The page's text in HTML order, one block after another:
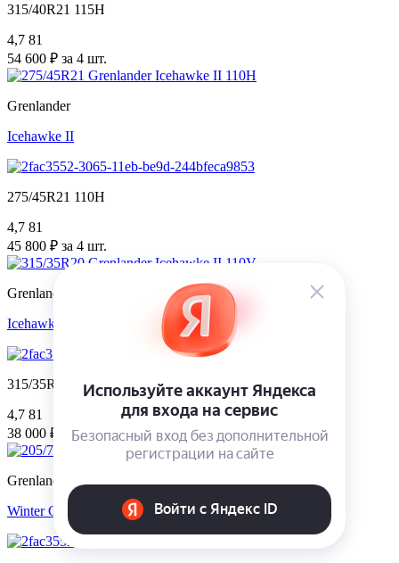
315/40R21 115H
4,7 81
54 600 ₽ за 4 шт.
Grenlander
Icehawke II
275/45R21 110H
4,7 81
45 800 ₽ за 4 шт.
Grenlander
Icehawke II
315/35R20 110V
4,7 81
38 000 ₽ за 4 шт.
Grenlander
Winter GL989